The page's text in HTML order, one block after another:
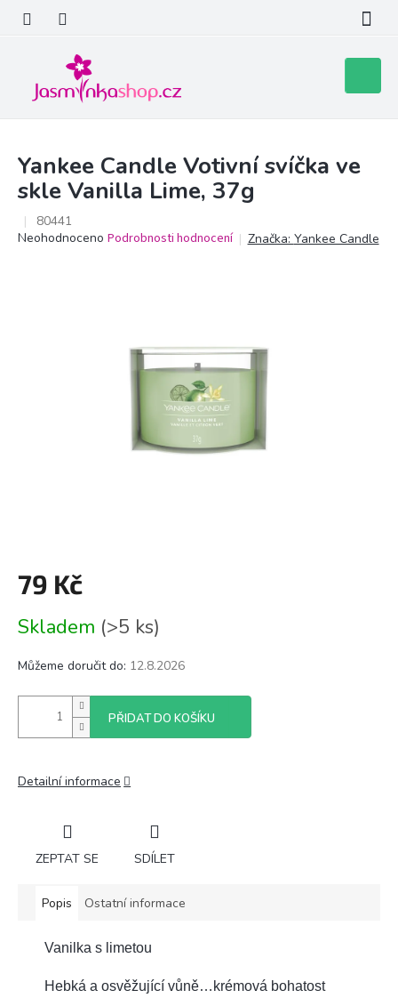
obsah
košík
Yankee Candle Votivní svíčka ve
skle Vanilla Lime, 37g
80441
Průměrné
Neohodnoceno Podrobnosti hodnocení Značka: Yankee Candle
79 Kč
cena:
Skladem (>5 ks)
Můžeme doručit do: 12.8.2026
PŘIDAT DO KOŠÍKU
Detailní informace
ZEPTAT SE SDÍLET
Popis Ostatní informace
Vanilka s limetou
Hebká a osvěžující vůně…krémová bohatost